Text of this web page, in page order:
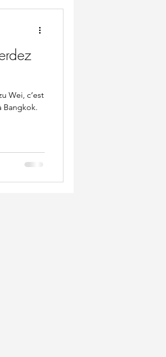
Wei, c’est
Bangkok.